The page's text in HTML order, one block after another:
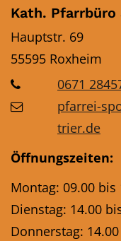
Kath. Pfarrbüro
Hauptstr. 69
55595 Roxheim
0671
pfarrei-
trier.de
Öffnungszeiten:
Montag: 09.00 bis
Dienstag: 14.00
Donnerstag: